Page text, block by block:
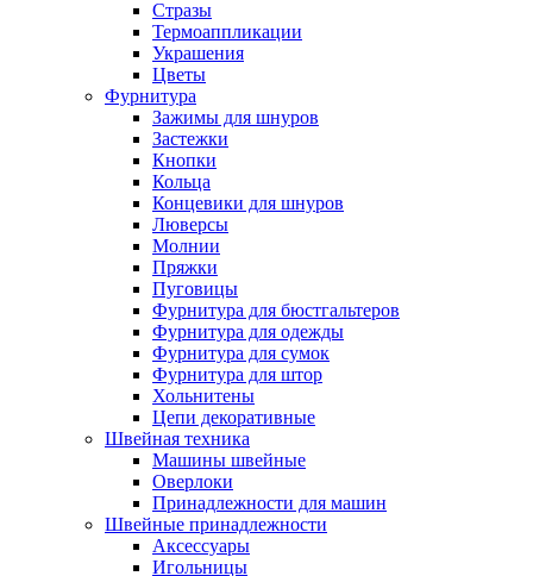
Стразы
Термоаппликации
Украшения
Цветы
Фурнитура
Зажимы для шнуров
Застежки
Кнопки
Кольца
Концевики для шнуров
Люверсы
Молнии
Пряжки
Пуговицы
Фурнитура для бюстгальтеров
Фурнитура для одежды
Фурнитура для сумок
Фурнитура для штор
Хольнитены
Цепи декоративные
Швейная техника
Машины швейные
Оверлоки
Принадлежности для машин
Швейные принадлежности
Аксессуары
Игольницы